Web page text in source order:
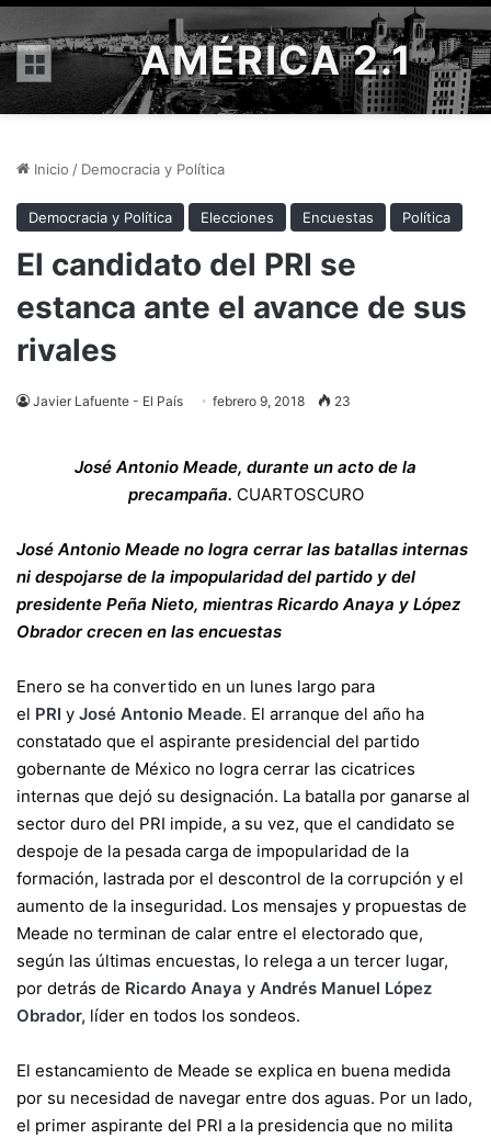
Menú AMÉRICA 2.1
Inicio / Democracia y Política
Democracia y Política Elecciones Encuestas Política
El candidato del PRI se
estanca ante el avance de sus
rivales
Javier Lafuente - El País febrero 9, 2018 23
José Antonio Meade, durante un acto de la
precampaña. CUARTOSCURO
José Antonio Meade no logra cerrar las batallas internas
ni despojarse de la impopularidad del partido y del
presidente Peña Nieto, mientras Ricardo Anaya y López
Obrador crecen en las encuestas
Enero se ha convertido en un lunes largo para
el PRI y José Antonio Meade. El arranque del año ha
constatado que el aspirante presidencial del partido
gobernante de México no logra cerrar las cicatrices
internas que dejó su designación. La batalla por ganarse al
sector duro del PRI impide, a su vez, que el candidato se
despoje de la pesada carga de impopularidad de la
formación, lastrada por el descontrol de la corrupción y el
aumento de la inseguridad. Los mensajes y propuestas de
Meade no terminan de calar entre el electorado que,
según las últimas encuestas, lo relega a un tercer lugar,
por detrás de Ricardo Anaya y Andrés Manuel López
Obrador, líder en todos los sondeos.
El estancamiento de Meade se explica en buena medida
por su necesidad de navegar entre dos aguas. Por un lado,
el primer aspirante del PRI a la presidencia que no milita